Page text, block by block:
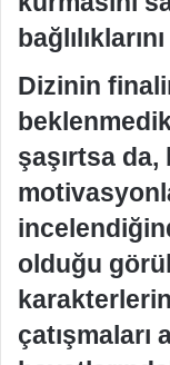
Dizinin
şaşırtsa da,
olduğu
çatışmaları